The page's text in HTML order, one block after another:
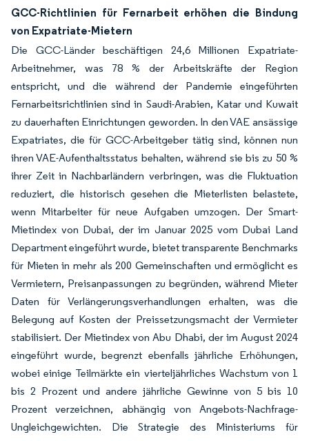
GCC-Richtlinien für Fernarbeit erhöhen die Bindung
von Expatriate-Mietern
Die GCC-Länder beschäftigen 24,6 Millionen Expatriate-
Arbeitnehmer, was 78 % der Arbeitskräfte der Region
entspricht, und die während der Pandemie eingeführten
Fernarbeitsrichtlinien sind in Saudi-Arabien, Katar und Kuwait
zu dauerhaften Einrichtungen geworden. In den VAE ansässige
Expatriates, die für GCC-Arbeitgeber tätig sind, können nun
ihren VAE-Aufenthaltsstatus behalten, während sie bis zu 50 %
ihrer Zeit in Nachbarländern verbringen, was die Fluktuation
reduziert, die historisch gesehen die Mieterlisten belastete,
wenn Mitarbeiter für neue Aufgaben umzogen. Der Smart-
Mietindex von Dubai, der im Januar 2025 vom Dubai Land
Department eingeführt wurde, bietet transparente Benchmarks
für Mieten in mehr als 200 Gemeinschaften und ermöglicht es
Vermietern, Preisanpassungen zu begründen, während Mieter
Daten für Verlängerungsverhandlungen erhalten, was die
Belegung auf Kosten der Preissetzungsmacht der Vermieter
stabilisiert. Der Mietindex von Abu Dhabi, der im August 2024
eingeführt wurde, begrenzt ebenfalls jährliche Erhöhungen,
wobei einige Teilmärkte ein vierteljährliches Wachstum von 1
bis 2 Prozent und andere jährliche Gewinne von 5 bis 10
Prozent verzeichnen, abhängig von Angebots-Nachfrage-
Ungleichgewichten. Die Strategie des Ministeriums für